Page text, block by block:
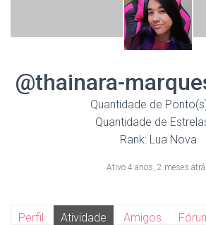
@thainara-
Quantidade de
Quantidade de
Rank: Lua Nova
Ativo 4 anos, 2 meses
Perfil Atividade Amigos